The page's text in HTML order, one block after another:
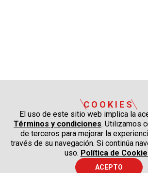
COOKIES
El uso de este sitio web implica la
Términos y condiciones. Utilizamos
de terceros para mejorar la
través de su navegación. Si continúa
uso. Política de
ACEPTO